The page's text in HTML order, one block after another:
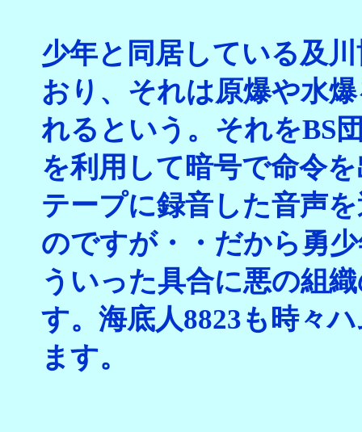
少年と同居している及
おり、それは原爆や水
れるという。それをBS
を利用して暗号で命令
テープに録音した音声
のですが・・だから勇
ういった具合に悪の組
す。海底人8823も時々
ます。